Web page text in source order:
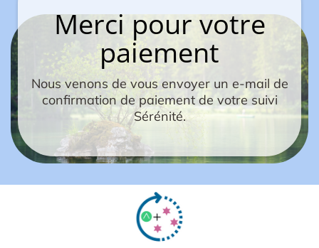
Merci pour votre
paiement
Nous venons de vous envoyer un e-mail de
confirmation de paiement de votre suivi
Sérénité.